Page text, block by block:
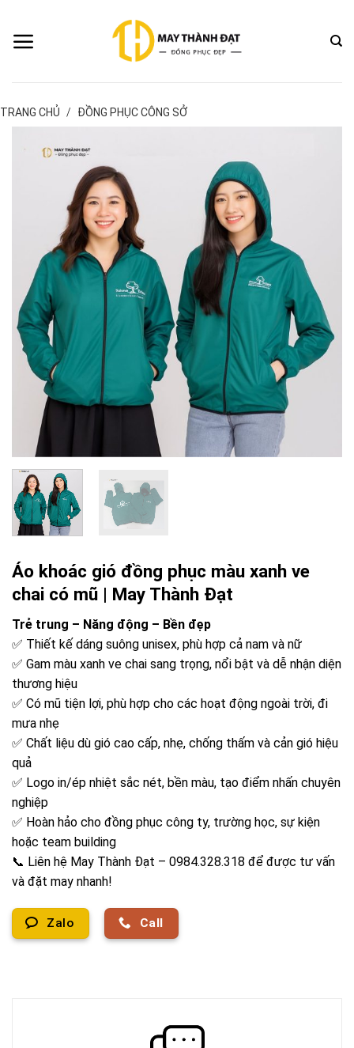
nội
TRANG CHỦ / ĐỒNG PHỤC CÔNG SỞ
Áo khoác gió đồng phục màu xanh ve
chai có mũ | May Thành Đạt
Trẻ trung – Năng động – Bền đẹp
✅ Thiết kế dáng suông unisex, phù hợp cả nam và nữ
✅ Gam màu xanh ve chai sang trọng, nổi bật và dễ nhận diện
thương hiệu
✅ Có mũ tiện lợi, phù hợp cho các hoạt động ngoài trời, đi
mưa nhẹ
✅ Chất liệu dù gió cao cấp, nhẹ, chống thấm và cản gió hiệu
quả
✅ Logo in/ép nhiệt sắc nét, bền màu, tạo điểm nhấn chuyên
nghiệp
✅ Hoàn hảo cho đồng phục công ty, trường học, sự kiện
hoặc team building
📞 Liên hệ May Thành Đạt – 0984.328.318 để được tư vấn
và đặt may nhanh!
Zalo Call